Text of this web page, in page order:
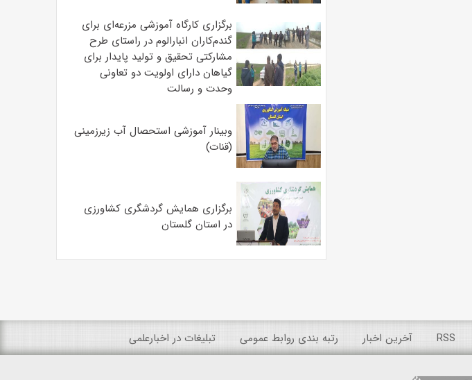
برگزاری کارگاه آموزشی مزرعه‌ای برای
گندم‌کاران انبارالوم در راستای طرح
مشارکتی تحقیق و تولید پایدار برای
گیاهان دارای اولویت دو تعاونی
وحدت و رسالت
وبینار آموزشی استحصال آب زیرزمینی
(قنات)
برگزاری همایش گردشگری کشاورزی
در استان گلستان
RSS آخرین اخبار رتبه بندی روابط عمومی تبلیغات در اخبارعلمی